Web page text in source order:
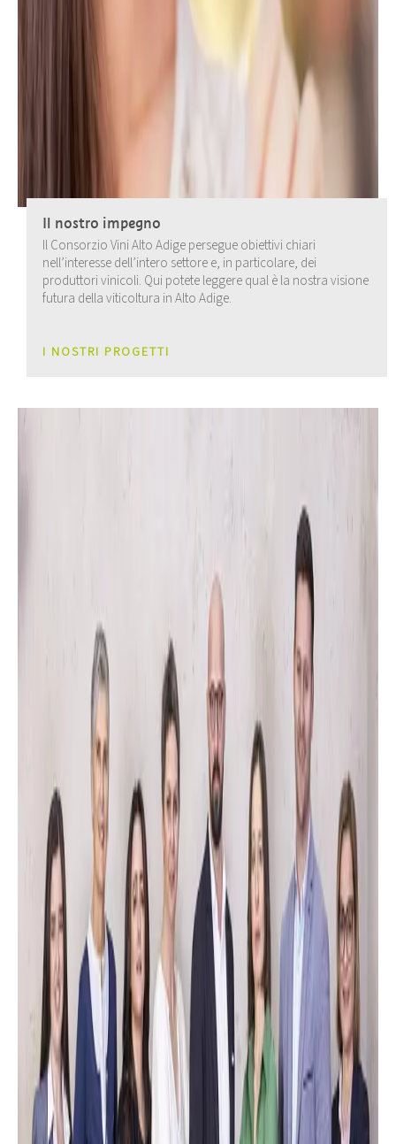
Il nostro impegno
Il Consorzio Vini Alto Adige persegue obiettivi chiari
nell’interesse dell’intero settore e, in particolare, dei
produttori vinicoli. Qui potete leggere qual è la nostra visione
futura della viticoltura in Alto Adige.
I NOSTRI PROGETTI